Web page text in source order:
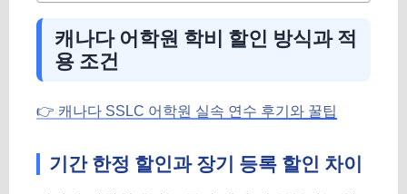
캐나다 어학원 학비 할인 방식과 적
용 조건
👉 캐나다 SSLC 어학원 실속 연수 후기와 꿀팁
기간 한정 할인과 장기 등록 할인 차이